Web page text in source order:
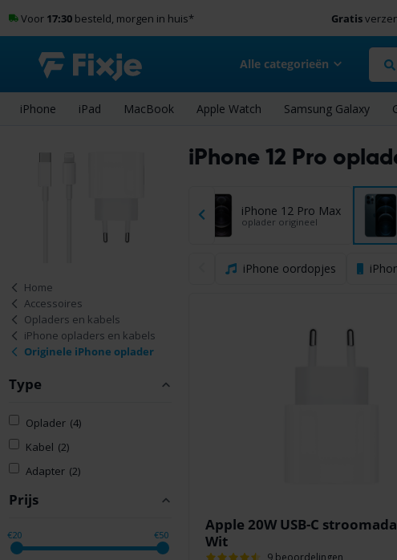
Voor 17:30besteld, morgen in huis* Gratis
Alle categorieën
iPhone iPad MacBook Apple Watch Samsung Galaxy
iPhone 12 Pro
iPhone 12 Pro Max
oplader origineel
iPhone oordopjes
Apple 20W USB-C
Wit
9 beoordelingen
Home
Accessoires
Opladers en kabels
iPhone opladers en kabels
Originele iPhone oplader
Type
Oplader (4)
Kabel (2)
Adapter (2)
Prijs
€20 €50